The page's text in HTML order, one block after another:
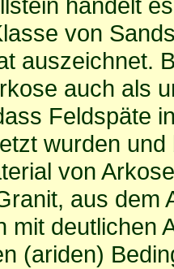
von
auszeichnet.
auch als
Feldspäte
wurden
von
aus
mit deutlichen
(ariden)